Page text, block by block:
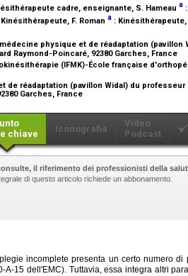
cadre, enseignante, S. Hameau a
Kinésithérapeute, F. Roman a : Kinésithérapeute
physique et de réadaptation (pavillon
Raymond-Poincaré, 92380 Garches, France
(IFMK)-École française
de réadaptation (pavillon Widal) du professeur
Garches, France
chiave
Iconografia
Video
Podcast
il riferimento dei professionisti della
di questo articolo richiede un abbonamento.
incomplete presenta un certo numero
A-15 dell'EMC). Tuttavia, essa integra altri